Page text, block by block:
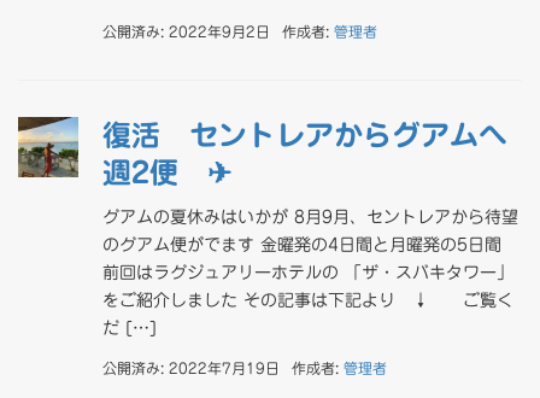
公開済み: 2022年9月2日 作成者: 管理者
復活 セントレアからグアムへ
週2便 ✈
グアムの夏休みはいかが 8月9月、セントレアから待望
のグアム便がでます 金曜発の4日間と月曜発の5日間
前回はラグジュアリーホテルの 「ザ・スバキタワー」
をご紹介しました その記事は下記より ↓ ご覧く
だ […]
公開済み: 2022年7月19日 作成者: 管理者